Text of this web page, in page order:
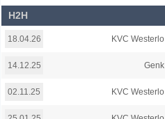
H2H
18.04.26 KVC Westerlo
14.12.25 Genk
02.11.25 KVC Westerlo